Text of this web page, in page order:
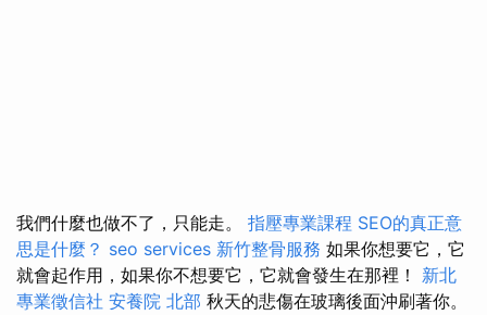
我們什麼也做不了，只能走。 指壓專業課程 SEO的真正意
思是什麼？ seo services 新竹整骨服務 如果你想要它，它
就會起作用，如果你不想要它，它就會發生在那裡！ 新北
專業徵信社 安養院 北部 秋天的悲傷在玻璃後面沖刷著你。